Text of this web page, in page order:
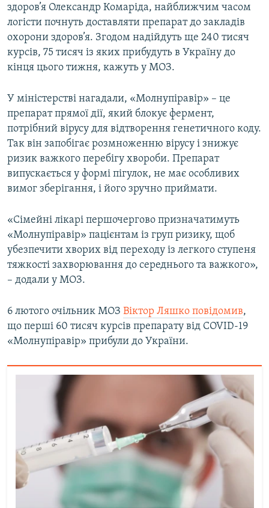
Усі сайти RFE/RL
здоров’я Олександр Комаріда, найближчим часом
логісти почнуть доставляти препарат до закладів
охорони здоров’я. Згодом надійдуть ще 240 тисяч
курсів, 75 тисяч із яких прибудуть в Україну до
кінця цього тижня, кажуть у МОЗ.
У міністерстві нагадали, «Молнупіравір» – це
препарат прямої дії, який блокує фермент,
потрібний вірусу для відтворення генетичного коду.
Так він запобігає розмноженню вірусу і знижує
ризик важкого перебігу хвороби. Препарат
випускається у формі пігулок, не має особливих
вимог зберігання, і його зручно приймати.
«Сімейні лікарі першочергово призначатимуть
«Молнупіравір» пацієнтам із груп ризику, щоб
убезпечити хворих від переходу із легкого ступеня
тяжкості захворювання до середнього та важкого»,
– додали у МОЗ.
6 лютого очільник МОЗ Віктор Ляшко повідомив,
що перші 60 тисяч курсів препарату від COVID-19
«Молнупіравір» прибули до України.